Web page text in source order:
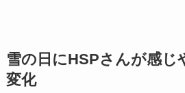
雪の日にHSPさんが感じ
変化